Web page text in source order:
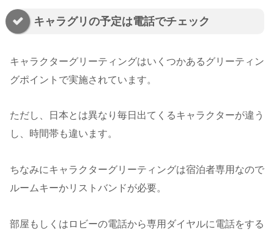
キャラグリの予定は電話でチェック
キャラクターグリーティングはいくつかあるグリーティン
グポイントで実施されています。
ただし、日本とは異なり毎日出てくるキャラクターが違う
し、時間帯も違います。
ちなみにキャラクターグリーティングは宿泊者専用なので
ルームキーかリストバンドが必要。
部屋もしくはロビーの電話から専用ダイヤルに電話をする